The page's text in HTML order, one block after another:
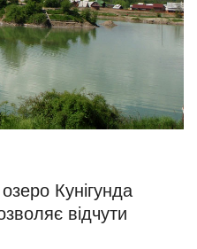
Кунігунда
відчути